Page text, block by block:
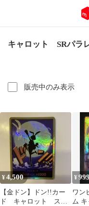
キャロット SRパラ
販売中のみ表示
¥4,500
【金ドン】ドン!!カー
ド キャロット スー
¥
ワン
ム キ